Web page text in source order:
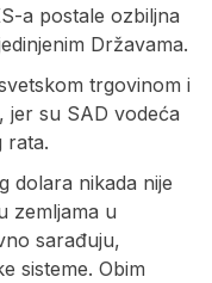
a postale ozbiljna
Državama.
trgovinom i
jer su SAD vodeća
rata.
dolara nikada nije
zemljama u
sarađuju,
sisteme. Obim